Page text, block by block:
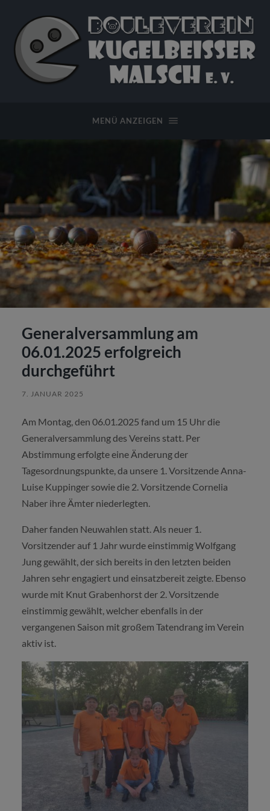
MENÜ ANZEIGEN
Generalversammlung am
06.01.2025 erfolgreich
durchgeführt
7. JANUAR 2025
Am Montag, den 06.01.2025 fand um 15 Uhr die
Generalversammlung des Vereins statt. Per
Abstimmung erfolgte eine Änderung der
Tagesordnungspunkte, da unsere 1. Vorsitzende Anna-
Luise Kuppinger sowie die 2. Vorsitzende Cornelia
Naber ihre Ämter niederlegten.
Daher fanden Neuwahlen statt. Als neuer 1.
Vorsitzender auf 1 Jahr wurde einstimmig Wolfgang
Jung gewählt, der sich bereits in den letzten beiden
Jahren sehr engagiert und einsatzbereit zeigte. Ebenso
wurde mit Knut Grabenhorst der 2. Vorsitzende
einstimmig gewählt, welcher ebenfalls in der
vergangenen Saison mit großem Tatendrang im Verein
aktiv ist.